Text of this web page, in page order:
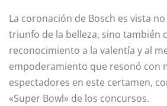
La coronación de Bosch es vista
triunfo de la belleza, sino también
reconocimiento a la valentía y al
empoderamiento que resonó con
espectadores en este certamen,
«Super Bowl» de los concursos.